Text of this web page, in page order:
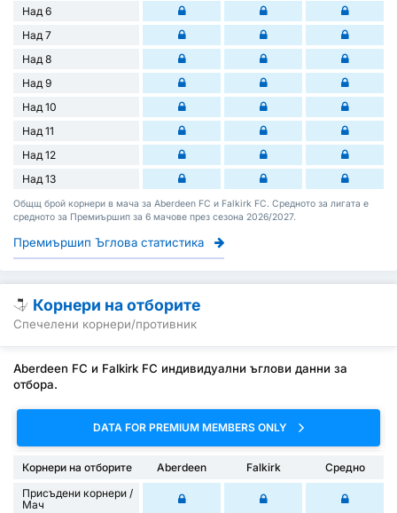
Над 6
Над 7
Над 8
Над 9
Над 10
Над 11
Над 12
Над 13
Общщ брой корнери в мача за Aberdeen FC и Falkirk FC. Средното за лигата е
средното за Премиършип за 6 мачове през сезона 2026/2027.
Премиършип Ъглова статистика
Корнери на отборите
Спечелени корнери/противник
Aberdeen FC и Falkirk FC индивидуални ъглови данни за
отбора.
DATA FOR PREMIUM MEMBERS ONLY
Корнери на отборите Aberdeen Falkirk
Средно
Присъдени корнери /
Mач